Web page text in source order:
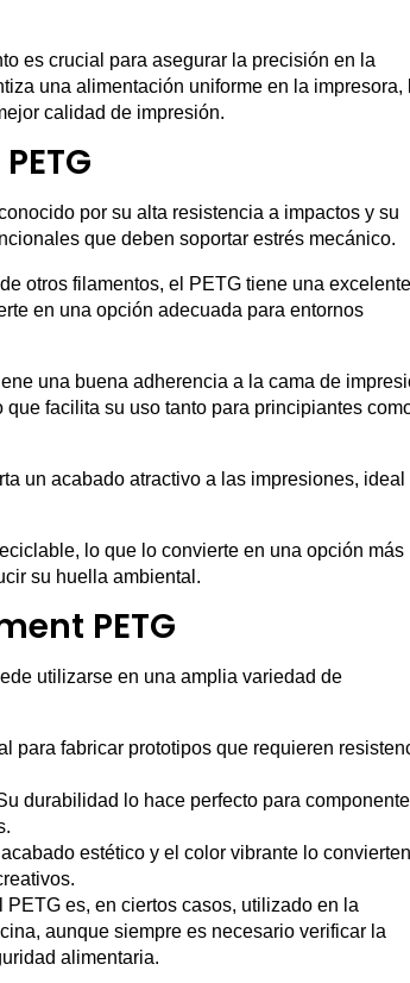
es crucial para asegurar la precisión en la
una alimentación uniforme en la impresora,
calidad de impresión.
por su alta resistencia a impactos y su
que deben soportar estrés mecánico.
otros filamentos, el PETG tiene una excelente
en una opción adecuada para entornos
una buena adherencia a la cama de
facilita su uso tanto para principiantes
un acabado atractivo a las impresiones, ideal
lo que lo convierte en una opción más
su huella ambiental.
PETG
utilizarse en una amplia variedad de
para fabricar prototipos que requieren
durabilidad lo hace perfecto para
estético y el color vibrante lo convierten
PETG es, en ciertos casos, utilizado en la
aunque siempre es necesario verificar la
alimentaria.